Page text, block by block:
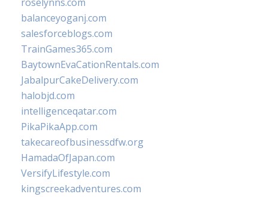
balanceyoganj.com
salesforceblogs.com
TrainGames365.com
BaytownEvaCationRentals.com
JabalpurCakeDelivery.com
halobjd.com
intelligenceqatar.com
PikaPikaApp.com
takecareofbusinessdfw.org
HamadaOfJapan.com
VersifyLifestyle.com
kingscreekadventures.com